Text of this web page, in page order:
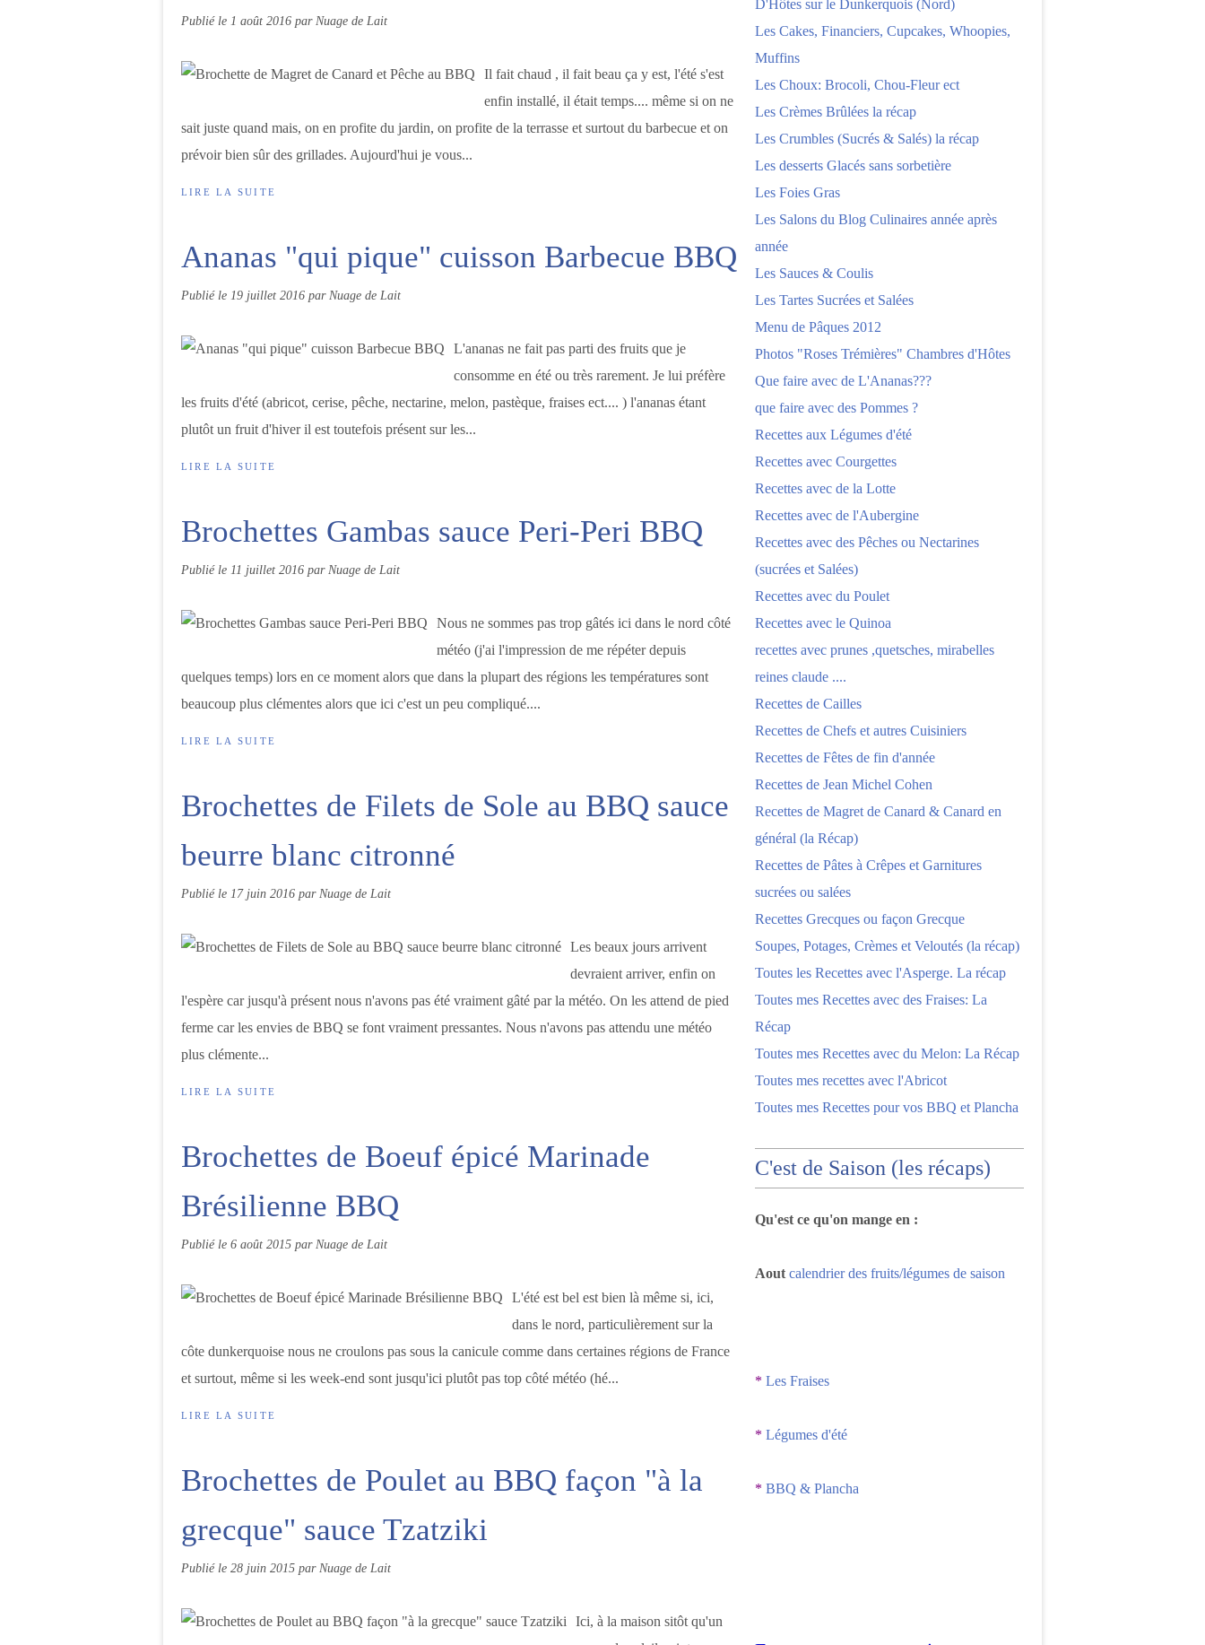
Publié le 1 août 2016 par Nuage de Lait
Il fait chaud , il fait beau ça y est, l'été s'est
enfin installé, il était temps.... même si on ne
sait juste quand mais, on en profite du jardin, on profite de la terrasse et surtout du barbecue et on
prévoir bien sûr des grillades. Aujourd'hui je vous...
LIRE LA SUITE
Ananas "qui pique" cuisson Barbecue BBQ
Publié le 19 juillet 2016 par Nuage de Lait
L'ananas ne fait pas parti des fruits que je
consomme en été ou très rarement. Je lui préfère
les fruits d'été (abricot, cerise, pêche, nectarine, melon, pastèque, fraises ect.... ) l'ananas étant
plutôt un fruit d'hiver il est toutefois présent sur les...
LIRE LA SUITE
Brochettes Gambas sauce Peri-Peri BBQ
Publié le 11 juillet 2016 par Nuage de Lait
Nous ne sommes pas trop gâtés ici dans le nord côté
météo (j'ai l'impression de me répéter depuis
quelques temps) lors en ce moment alors que dans la plupart des régions les températures sont
beaucoup plus clémentes alors que ici c'est un peu compliqué....
LIRE LA SUITE
Brochettes de Filets de Sole au BBQ sauce
beurre blanc citronné
Publié le 17 juin 2016 par Nuage de Lait
Les beaux jours arrivent
devraient arriver, enfin on
l'espère car jusqu'à présent nous n'avons pas été vraiment gâté par la météo. On les attend de pied
ferme car les envies de BBQ se font vraiment pressantes. Nous n'avons pas attendu une météo
plus clémente...
LIRE LA SUITE
Brochettes de Boeuf épicé Marinade
Brésilienne BBQ
Publié le 6 août 2015 par Nuage de Lait
L'été est bel est bien là même si, ici,
dans le nord, particulièrement sur la
côte dunkerquoise nous ne croulons pas sous la canicule comme dans certaines régions de France
et surtout, même si les week-end sont jusqu'ici plutôt pas top côté météo (hé...
LIRE LA SUITE
Brochettes de Poulet au BBQ façon "à la
grecque" sauce Tzatziki
Publié le 28 juin 2015 par Nuage de Lait
Ici, à la maison sitôt qu'un
D'Hôtes sur le Dunkerquois (Nord)
Les Cakes, Financiers, Cupcakes, Whoopies,
Muffins
Les Choux: Brocoli, Chou-Fleur ect
Les Crèmes Brûlées la récap
Les Crumbles (Sucrés & Salés) la récap
Les desserts Glacés sans sorbetière
Les Foies Gras
Les Salons du Blog Culinaires année après
année
Les Sauces & Coulis
Les Tartes Sucrées et Salées
Menu de Pâques 2012
Photos "Roses Trémières" Chambres d'Hôtes
Que faire avec de L'Ananas???
que faire avec des Pommes ?
Recettes aux Légumes d'été
Recettes avec Courgettes
Recettes avec de la Lotte
Recettes avec de l'Aubergine
Recettes avec des Pêches ou Nectarines
(sucrées et Salées)
Recettes avec du Poulet
Recettes avec le Quinoa
recettes avec prunes ,quetsches, mirabelles
reines claude ....
Recettes de Cailles
Recettes de Chefs et autres Cuisiniers
Recettes de Fêtes de fin d'année
Recettes de Jean Michel Cohen
Recettes de Magret de Canard & Canard en
général (la Récap)
Recettes de Pâtes à Crêpes et Garnitures
sucrées ou salées
Recettes Grecques ou façon Grecque
Soupes, Potages, Crèmes et Veloutés (la récap)
Toutes les Recettes avec l'Asperge. La récap
Toutes mes Recettes avec des Fraises: La
Récap
Toutes mes Recettes avec du Melon: La Récap
Toutes mes recettes avec l'Abricot
Toutes mes Recettes pour vos BBQ et Plancha
C'est de Saison (les récaps)
Qu'est ce qu'on mange en :
Aout calendrier des fruits/légumes de saison
* Les Fraises
* Légumes d'été
* BBQ & Plancha